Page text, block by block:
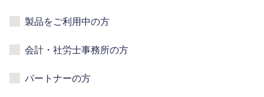
製品をご利用中の方
会計・社労士事務所の方
パートナーの方